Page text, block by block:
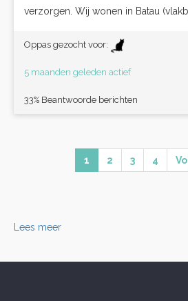
verzorgen. Wij wonen in Batau
Oppas gezocht voor:
5 maanden geleden actief
33% Beantwoorde berichten
1 2 3 4
Lees meer